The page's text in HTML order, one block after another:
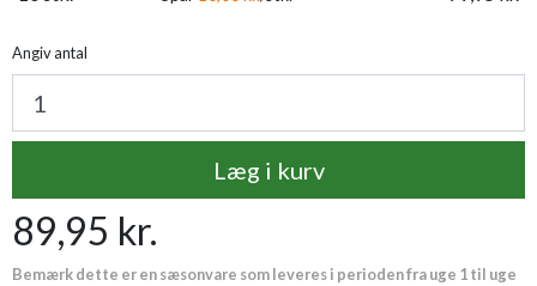
Angiv antal
Læg i kurv
89,95 kr.
Bemærk dette er en sæsonvare som leveres i perioden fra uge 1 til uge